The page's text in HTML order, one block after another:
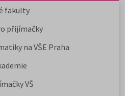
fakulty
přijímačky
na VŠE Praha
VŠ